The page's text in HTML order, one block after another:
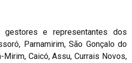
gestores e representantes dos
Parnamirim, São Gonçalo do
Mirim, Caicó, Assu, Currais Novos,